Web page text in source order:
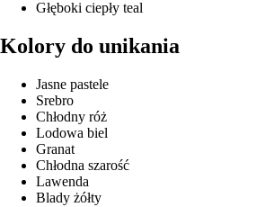
Głęboki ciepły teal
Kolory do unikania
Jasne pastele
Srebro
Chłodny róż
Lodowa biel
Granat
Chłodna szarość
Lawenda
Blady żółty